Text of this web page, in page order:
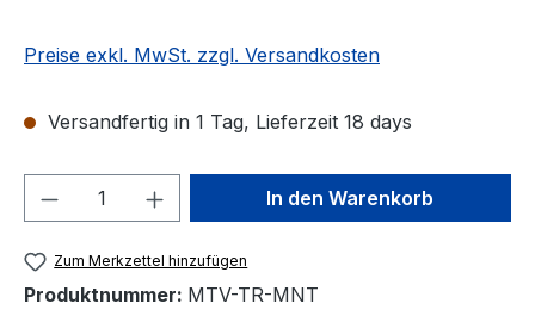
Preise exkl. MwSt. zzgl. Versandkosten
Versandfertig in 1 Tag, Lieferzeit 18 days
Produkt Anzahl: Gib denIn den Warenkorb
Zum Merkzettel hinzufügen
Produktnummer: MTV-TR-MNT